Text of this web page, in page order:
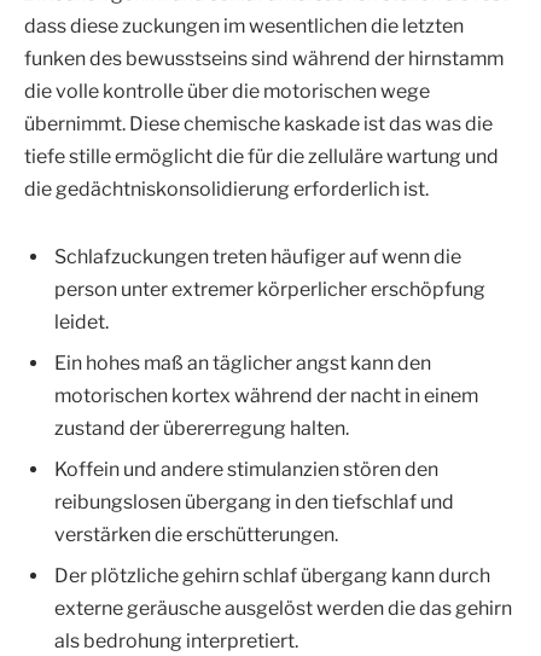
dass diese zuckungen im wesentlichen die letzten
funken des bewusstseins sind während der hirnstamm
die volle kontrolle über die motorischen wege
übernimmt. Diese chemische kaskade ist das was die
tiefe stille ermöglicht die für die zelluläre wartung und
die gedächtniskonsolidierung erforderlich ist.
Schlafzuckungen treten häufiger auf wenn die
person unter extremer körperlicher erschöpfung
leidet.
Ein hohes maß an täglicher angst kann den
motorischen kortex während der nacht in einem
zustand der übererregung halten.
Koffein und andere stimulanzien stören den
reibungslosen übergang in den tiefschlaf und
verstärken die erschütterungen.
Der plötzliche gehirn schlaf übergang kann durch
externe geräusche ausgelöst werden die das gehirn
als bedrohung interpretiert.